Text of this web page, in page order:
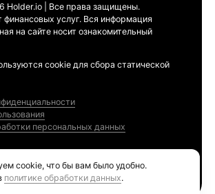
Holder.io | Все права защищены.
финансовых услуг. Вся информация
на сайте носит ознакомительный
cookie для сбора статической
персональных данных
cookie, что бы вам было удобно.
политике обработки данных.
Tracker